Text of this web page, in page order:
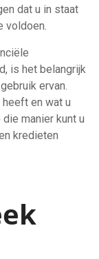
dat u in staat
voldoen.
is het belangrijk
ervan.
en wat u
manier kunt u
kredieten